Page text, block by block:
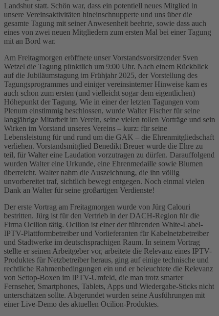
Landshut statt. Schön war, dass ein potentiell neues Mitglied in
unsere Vereinsaktivitäten hineinschnupperte und uns über die
gesamte Tagung mit seiner Anwesenheit beehrte, sowie dass auch
eines von zwei neuen Mitgliedern zum ersten Mal bei einer Tagung
mit an Bord war.
Am Freitagmorgen eröffnete unser Vorstandsvorsitzender Sven
Wetzel die Tagung pünktlich um 9:00 Uhr. Nach einem Rückblick
auf die Jubiläumstagung im Frühjahr 2025, der Vorstellung des
Tagungsprogrammes und einiger vereinsinterner Hinweise kam es
auch schon zum ersten (und vielleicht sogar dem eigentlichen)
Höhepunkt der Tagung. Wie in einer der letzten Tagungen vom
Plenum einstimmig beschlossen, wurde Walter Fischer für seine
langjährige Mitarbeit im Verein, seine vielen tollen Vorträge und sein
Wirken im Vorstand unseres Vereins – kurz: für seine
Lebensleistung für und rund um die GAK – die Ehrenmitgliedschaft
verliehen. Vorstandsmitglied Benedikt Breuer wurde die Ehre zu
teil, für Walter eine Laudation vorzutragen zu dürfen. Darauffolgend
wurden Walter eine Urkunde, eine Ehrenmedaille sowie Blumen
überreicht. Walter nahm die Auszeichnung, die ihn völlig
unvorbereitet traf, sichtlich bewegt entgegen. Noch einmal vielen
Dank an Walter für seine großartigen Verdienste!
Der erste Vortrag am Freitagmorgen wurde von Jürg Calouri
bestritten. Jürg ist für den Vertrieb in der DACH-Region für die
Firma Ocilion tätig. Ocilion ist einer der führenden White-Label-
IPTV-Plattformbetreiber und Vorlieferanten für Kabelnetzbetreiber
und Stadtwerke im deutschsprachigen Raum. In seinem Vortrag
stellte er seinen Arbeitgeber vor, arbeitete die Relevanz eines IPTV-
Produktes für Netzbetreiber heraus, ging auf einige technische und
rechtliche Rahmenbedingungen ein und er beleuchtete die Relevanz
von Settop-Boxen im IPTV-Umfeld, die man trotz smarter
Fernseher, Smartphones, Tablets, Apps und Wiedergabe-Sticks nicht
unterschätzen sollte. Abgerundet wurden seine Ausführungen mit
einer Live-Demo des aktuellen Ocilion-Produktes.